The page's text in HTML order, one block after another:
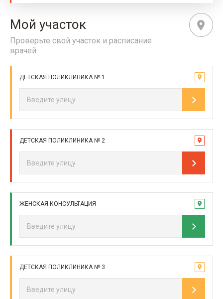
Мой участок
Проверьте свой участок и расписание
врачей
ДЕТСКАЯ ПОЛИКЛИНИКА № 1
ДЕТСКАЯ ПОЛИКЛИНИКА № 2
ЖЕНСКАЯ КОНСУЛЬТАЦИЯ
ДЕТСКАЯ ПОЛИКЛИНИКА № 3